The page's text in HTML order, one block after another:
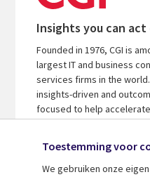
Insights you can act
Founded in 1976, CGI is
largest IT and business
services firms in the
insights-driven and
focused to help
Toestemming voor
We gebruiken onze